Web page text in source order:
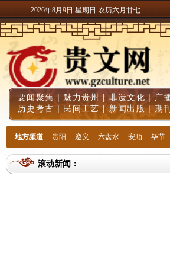
2026年8月9日 星期日 农历六月廿七
要闻聚焦| 魅力贵州|非遗文化 |广
历史考古 | 民间工艺 | 新闻出版|期
地方频道 贵阳 遵义 六盘水 安顺 毕节
滚动新闻：